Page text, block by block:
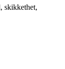
skikkethet,